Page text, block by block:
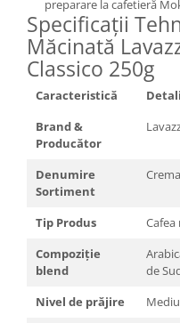
preparare la cafetieră
Specificații
Măcinată
Classico 250g
Caracteristică
Brand &
Producător
Denumire
Sortiment
Tip Produs
Compoziție
blend
de
Nivel de prăjire
Mediu